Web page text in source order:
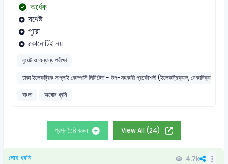
অর্ধেক
যথেষ্ট
পুরো
কোনোটিই নয়
বুয়েট ও অন্যান্য পরীক্ষা
ঢাকা ইলেকট্রিক সাপ্লাই কোম্পানি লিমিটেড - উপ-সহকারী প্রকৌশলী (ইলেকট্রিক্যাল, মেকানিক্যাল ও
বাংলা
অঘোষ ধ্বনি
প্রশ্ন তৈরি করুন View All (24)
ঘোষ ধ্বনি 4.7k